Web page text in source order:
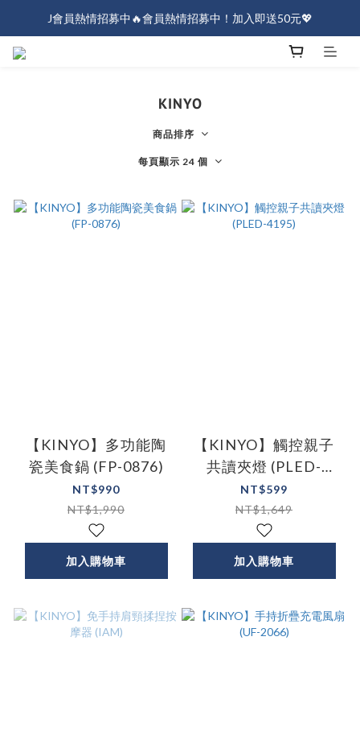
J會員熱情招募中🔥會員熱情招募中！加入即送50元💖
J會員熱情招募中🔥會員熱情招募中！加入即送50元💖
KINYO
商品排序
每頁顯示 24 個
【KINYO】多功能陶
瓷美食鍋 (FP-0876)
NT$990
NT$1,990
加入購物車
【KINYO】觸控親子
共讀夾燈 (PLED-
4195)
NT$599
NT$1,649
加入購物車